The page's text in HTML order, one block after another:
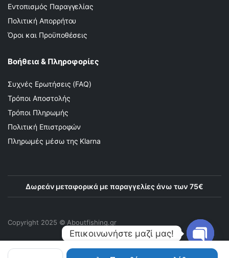
Εντοπισμός Παραγγελίας
Πολιτική Απορρήτου
Όροι και Προϋποθέσεις
Βοήθεια & Πληροφορίες
Συχνές Ερωτήσεις (FAQ)
Τρόποι Αποστολής
Τρόποι Πληρωμής
Πολιτική Επιστροφών
Πληρωμές μέσω της Klarna
Δωρεάν μεταφορικά με παραγγελίες άνω των 75€
Copyright 2025 © Αboutfishing.gr
Επικοινωνήστε μαζί μας!